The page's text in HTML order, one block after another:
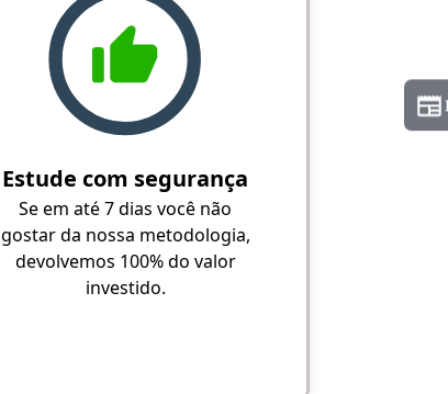
Estude com segurança
Se em até 7 dias você não
gostar da nossa metodologia,
devolvemos 100% do valor
investido.